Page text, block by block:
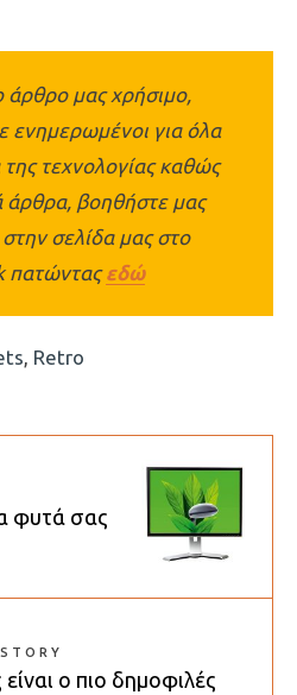
άρθρο μας χρήσιμο,
ενημερωμένοι για όλα
τεχνολογίας καθώς
άρθρα, βοηθήστε μας
σελίδα μας στο
πατώνταςεδώ
, Retro
φυτά σας
είναι ο πιο δημοφιλές